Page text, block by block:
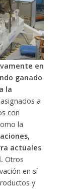
en
ganado
la
a
con
la
actuales
Otros
en sí
y